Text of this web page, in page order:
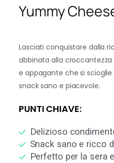
Yummy
Lasciati conquistare dalla
abbinata alla
e appagante che si
snack sano e piacevole.
PUNTI CHIAVE:
Delizioso
Snack sano e ricco
Perfetto per la sera